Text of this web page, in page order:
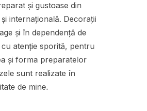
și gustoase din
internațională. Decorații
și în dependență de
atenție sporită, pentru
și forma preparatelor
sunt realizate în
de mine.